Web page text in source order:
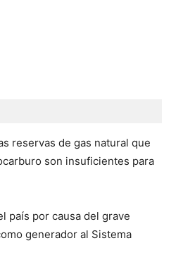
reservas de gas natural que
son insuficientes para
país por causa del grave
generador al Sistema